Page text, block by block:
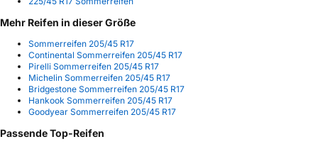
Mehr Reifen in dieser Größe
Sommerreifen 205/45 R17
Continental Sommerreifen 205/45 R17
Pirelli Sommerreifen 205/45 R17
Michelin Sommerreifen 205/45 R17
Bridgestone Sommerreifen 205/45 R17
Hankook Sommerreifen 205/45 R17
Goodyear Sommerreifen 205/45 R17
Passende Top-Reifen